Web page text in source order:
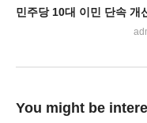
You might be